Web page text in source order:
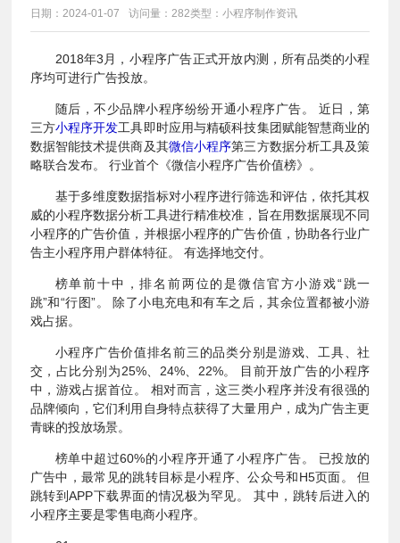
日期：2024-01-07 访问量：282类型：小程序制作资讯
2018年3月，小程序广告正式开放内测，所有品类的小程
序均可进行广告投放。
随后，不少品牌小程序纷纷开通小程序广告。 近日，第
三方小程序开发工具即时应用与精硕科技集团赋能智慧商业的
数据智能技术提供商及其微信小程序第三方数据分析工具及策
略联合发布。 行业首个《微信小程序广告价值榜》。
基于多维度数据指标对小程序进行筛选和评估，依托其权
威的小程序数据分析工具进行精准校准，旨在用数据展现不同
小程序的广告价值，并根据小程序的广告价值，协助各行业广
告主小程序用户群体特征。 有选择地交付。
榜单前十中，排名前两位的是微信官方小游戏“跳一
跳”和“行图”。 除了小电充电和有车之后，其余位置都被小游
戏占据。
小程序广告价值排名前三的品类分别是游戏、工具、社
交，占比分别为25%、24%、22%。 目前开放广告的小程序
中，游戏占据首位。 相对而言，这三类小程序并没有很强的
品牌倾向，它们利用自身特点获得了大量用户，成为广告主更
青睐的投放场景。
榜单中超过60%的小程序开通了小程序广告。 已投放的
广告中，最常见的跳转目标是小程序、公众号和H5页面。 但
跳转到APP下载界面的情况极为罕见。 其中，跳转后进入的
小程序主要是零售电商小程序。